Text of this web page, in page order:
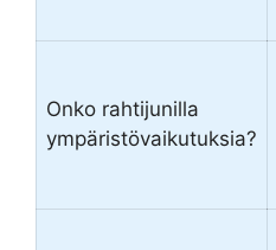
Onko rahtijunilla
ympäristövaikutuksia?